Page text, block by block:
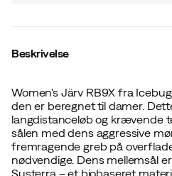
Beskrivelse
Women's Järv RB9X fra
den er beregnet til damer.
langdistanceløb og krævende
sålen med dens aggressive
fremragende greb på
nødvendige. Dens mellemsål
Susterra – et biobaseret